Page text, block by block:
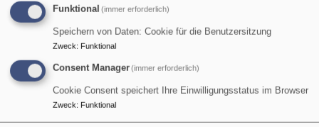
Kontakt
Telefon: 09565 / 1653
E-Mail:
Verbraucher­streit­
beilegung/Universal­
Funktional (immer erforderlich)
Speichern von Daten: Cookie für die Benutzersitzung
Zweck: Funktional
Consent Manager(immer erforderlich)
Cookie Consent speichert Ihre Einwilligungsstatus im Browser
Zweck: Funktional